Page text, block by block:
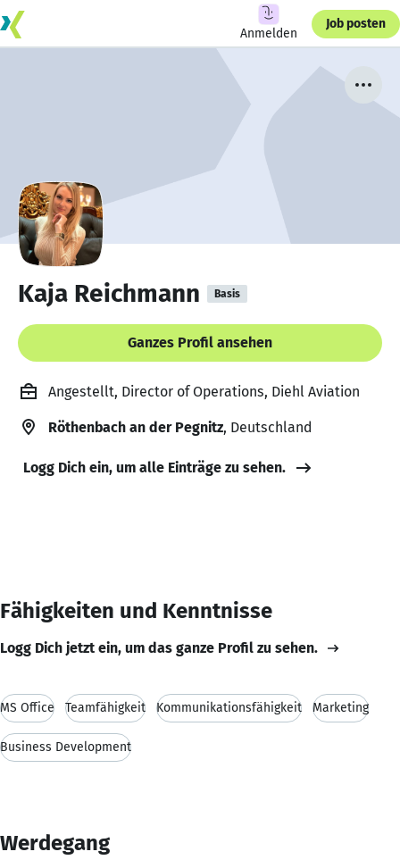
Anmelden
Job posten
Kaja Reichmann Basis
Ganzes Profil ansehen
Angestellt, Director of Operations, Diehl Aviation
Röthenbach an der Pegnitz, Deutschland
Logg Dich ein, um alle Einträge zu sehen.
Fähigkeiten und Kenntnisse
Logg Dich jetzt ein, um das ganze Profil zu sehen.
MS Office Teamfähigkeit Kommunikationsfähigkeit Marketing
Business Development
Werdegang